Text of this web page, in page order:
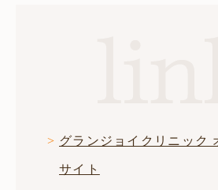
グランジョイクリニック
サイト